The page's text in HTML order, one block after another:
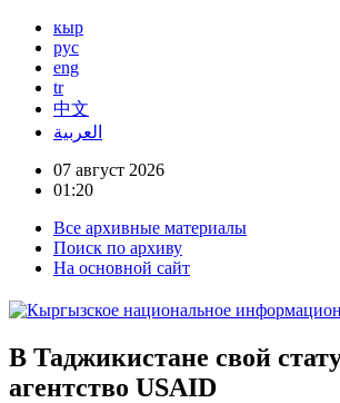
кыр
рус
eng
tr
中文
العربية
07 август 2026
01:20
Все архивные материалы
Поиск по архиву
На основной сайт
В Таджикистане свой
агентство USAID